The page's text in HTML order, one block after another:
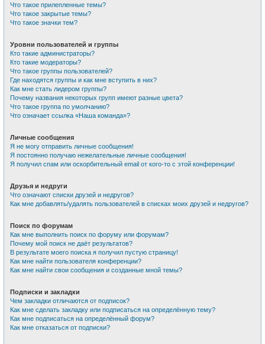
Что такое прилепленные темы?
Что такое закрытые темы?
Что такое значки тем?
Уровни пользователей и группы
Кто такие администраторы?
Кто такие модераторы?
Что такое группы пользователей?
Где находятся группы и как мне вступить в них?
Как мне стать лидером группы?
Почему названия некоторых групп имеют разные цвета?
Что такое группа по умолчанию?
Что означает ссылка «Наша команда»?
Личные сообщения
Я не могу отправить личные сообщения!
Я постоянно получаю нежелательные личные сообщения!
Я получил спам или оскорбительный email от кого-то с этой конференции!
Друзья и недруги
Что означают списки друзей и недругов?
Как мне добавлять/удалять пользователей в списках моих друзей и недругов?
Поиск по форумам
Как мне выполнить поиск по форуму или форумам?
Почему мой поиск не даёт результатов?
В результате моего поиска я получил пустую страницу!
Как мне найти пользователя конференции?
Как мне найти свои сообщения и созданные мной темы?
Подписки и закладки
Чем закладки отличаются от подписок?
Как мне сделать закладку или подписаться на определённую тему?
Как мне подписаться на определённый форум?
Как мне отказаться от подписки?